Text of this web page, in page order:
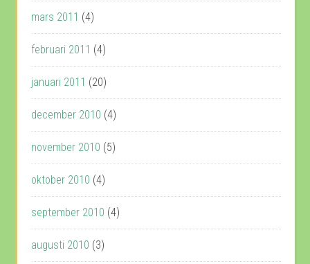
mars 2011 (4)
februari 2011 (4)
januari 2011 (20)
december 2010 (4)
november 2010 (5)
oktober 2010 (4)
september 2010 (4)
augusti 2010 (3)